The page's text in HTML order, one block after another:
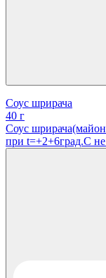
Соус шрирача
40 г
Соус
при t=+2+6град.С